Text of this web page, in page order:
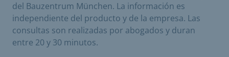
del Bauzentrum München. La información es
independiente del producto y de la empresa. Las
consultas son realizadas por abogados y duran
entre 20 y 30 minutos.